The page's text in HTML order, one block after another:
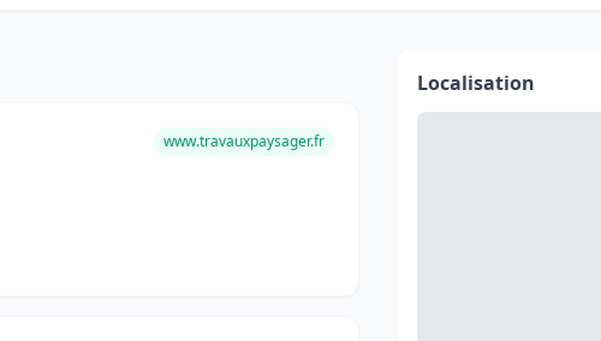
www.travauxpaysager.fr
Localisation